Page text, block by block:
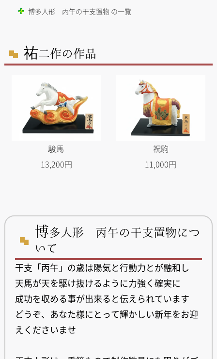
博多人形 丙午の干支置物 の一覧
祐二作の作品
駿馬
13,200円
祝駒
11,000円
博多人形 丙午の干支置物につ
いて
干支「丙午」の歳は陽気と行動力とが融和し
天馬が天を駆け抜けるように力強く確実に
成功を収める事が出来ると伝えられています
どうぞ、あなた様にとって輝かしい新年をお迎
えくださいませ